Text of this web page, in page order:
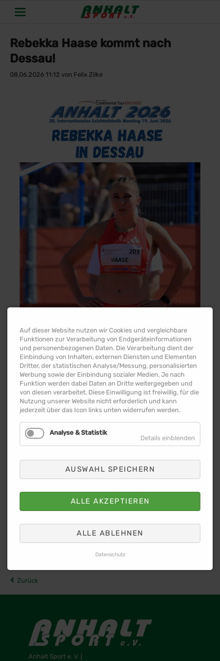
Rebekka Haase kommt nach
Dessau!
08.06.2026 11:12 von Felix Zilke
Sprint-Power für Dessau!
Mit Rebekka Haase kommt eine der
erfolgreichsten deutschen Sprinterinnen
zum ANHALT 2026!
Erst vor knapp einer Woche löste sie mit
der deutschen Staffel das Ticket für die
WM 2027 in Peking.
Ihre größten Erfolge:
Europameisterin 2022 mit der 4x100 m
Staffel
WM-Bronze 2025 in Tokio
Freut euch auf absolute Weltklasse und
jede Menge Geschwindigkeit im Paul-
Greifzu-Stadion Dessau!
19. Juni 2026
Zurück
Anhalt Sport e. V. |
Auf dieser Website nutzen wir Cookies und vergleichbare
Funktionen zur Verarbeitung von Endgeräteinformationen
und personenbezogenen Daten. Die Verarbeitung dient der
Einbindung von Inhalten, externen Diensten und Elementen
Dritter, der statistischen Analyse/Messung, personalisierten
Werbung sowie der Einbindung sozialer Medien. Je nach
Funktion werden dabei Daten an Dritte weitergegeben und
von diesen verarbeitet. Diese Einwilligung ist freiwillig, für die
Nutzung unserer Website nicht erforderlich und kann
jederzeit über das Icon links unten widerrufen werden.
Analyse & Statistik
Details einblenden
AUSWAHL SPEICHERN
ALLE AKZEPTIEREN
ALLE ABLEHNEN
Datenschutz